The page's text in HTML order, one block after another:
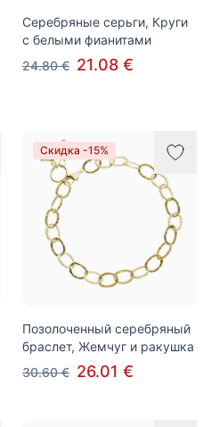
Серебряные серьги, Круги
с белыми фианитами
24.80 € 21.08 €
Скидка -15%
Позолоченный серебряный
браслет, Жемчуг и ракушка
30.60 € 26.01 €